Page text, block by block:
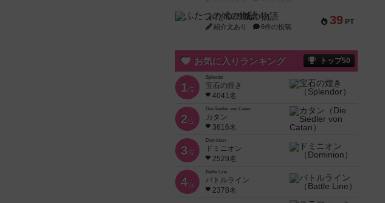
39 PT
ふたつの城の物語
紹介文あり 6件の投稿
お気に入りランキング トップ50
1位
Splendor
宝石の煌き
4041名
2位
Die Siedler von Catan
カタン
3616名
3位
Dominion
ドミニオン
2529名
4位
Battle Line
バトルライン
2378名